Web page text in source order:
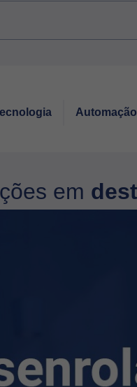
Automação
em